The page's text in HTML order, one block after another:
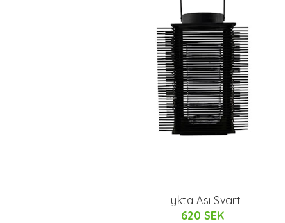
Lykta Asi Svart
620 SEK